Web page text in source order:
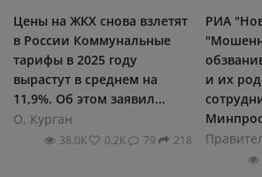
Цены на ЖКХ снова взлетят
в России Коммунальные
тарифы в 2025 году
вырастут в среднем на
11,9%. Об этом заявил...
О, Курган
38.0К 0.2К 79 218
РИА
и их